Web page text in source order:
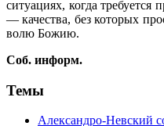
ситуациях, когда
— качества, без которых
волю Божию.
Соб. информ.
Темы
Александро-Невский